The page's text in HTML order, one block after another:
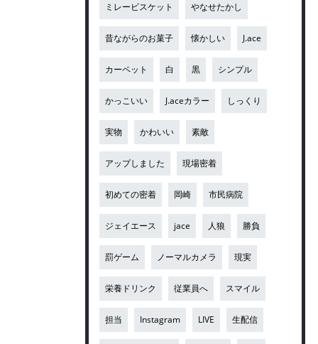
ミレービスケット やなせたかし
昔ながらのお菓子 懐かしい J.ace
カーペット 白 黒 シンプル
かっこいい J.aceカラー しっくり
実物 かわいい 素敵
アップしました 現場密着
初めての密着 岡崎 市民病院
ジェイエース jace 人狼 勝負
罰ゲーム ノーマルカメラ 現実
栄養ドリンク 従業員へ スマイル
担当 Instagram LIVE 生配信